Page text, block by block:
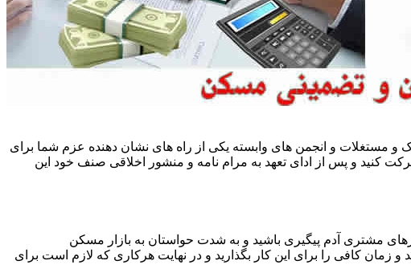
و مستغلات و انجمن های وابسته یکی از راه های نشان دهنده عزم شما برای
کنید و پس از ادای تعهد به مرام نامه و منشور اخلاقی صنف خود این
مشتری آدم پیگیری باشید و به شدت حواستان به بازار مسکن
زمان کافی را برای این کار بگذارید و در نهایت هرکاری که لازم است برای